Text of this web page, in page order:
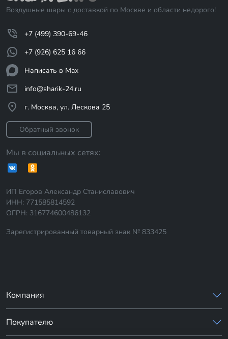
Воздушные шары с доставкой по Москве и области недорого!
+7 (499) 390-69-46
+7 (926) 625 16 66
Написать в Max
info@sharik-24.ru
г. Москва, ул. Лескова 25
Обратный звонок
Мы в социальных сетях:
ИП Егоров Александр Станиславович
ИНН: 771585814592
ОГРН: 316774600486132
Зарегистрированный товарный знак № 833425
Компания
Покупателю